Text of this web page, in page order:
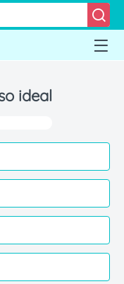
ideal